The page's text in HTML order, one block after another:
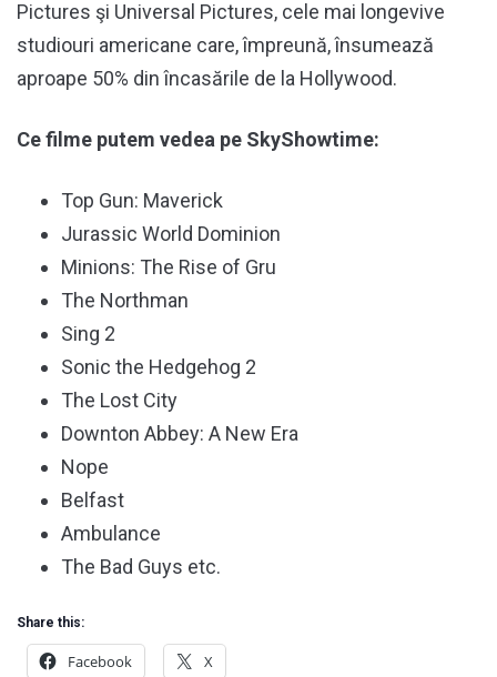
Pictures şi Universal Pictures, cele mai longevive
studiouri americane care, împreună, însumează
aproape 50% din încasările de la Hollywood.
Ce filme putem vedea pe SkyShowtime:
Top Gun: Maverick
Jurassic World Dominion
Minions: The Rise of Gru
The Northman
Sing 2
Sonic the Hedgehog 2
The Lost City
Downton Abbey: A New Era
Nope
Belfast
Ambulance
The Bad Guys etc.
Share this:
Facebook X